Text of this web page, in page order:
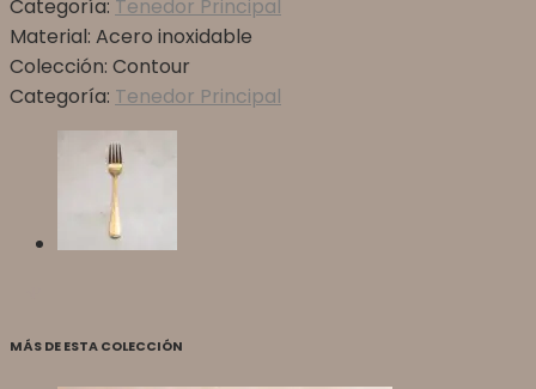
Categoría: Tenedor Principal
Material: Acero inoxidable
Colección: Contour
Categoría: Tenedor Principal
MÁS DE ESTA COLECCIÓN